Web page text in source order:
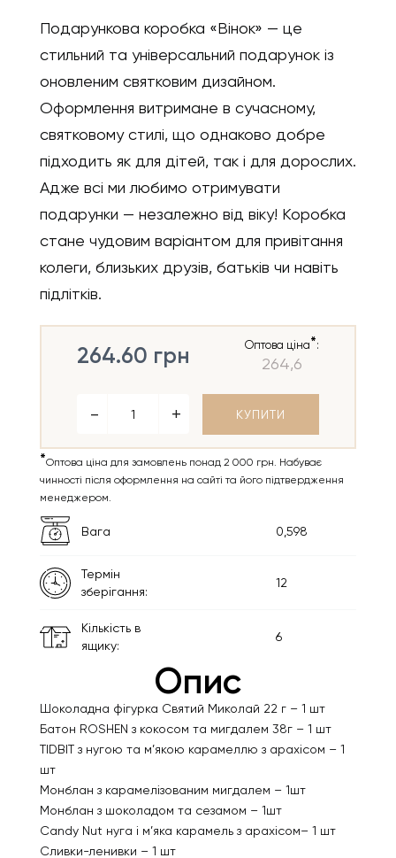
Подарункова коробка «Вінок» — це
стильний та універсальний подарунок із
оновленим святковим дизайном.
Оформлення витримане в сучасному,
святковому стилі, що однаково добре
підходить як для дітей, так і для дорослих.
Адже всі ми любимо отримувати
подарунки — незалежно від віку! Коробка
стане чудовим варіантом для привітання
колеги, близьких друзів, батьків чи навіть
підлітків.
264.60 грн Оптова ціна*:
264,6
КУПИТИ
*Оптова ціна для замовлень понад 2 000 грн. Набуває
чинності після оформлення на сайті та його підтвердження
менеджером.
Вага 0,598
Термін
зберігання:
12
Кількість в
ящику:
6
Опис
Шоколадна фігурка Святий Миколай 22 г – 1 шт
Батон ROSHEN з кокосом та мигдалем 38г – 1 шт
TIDBIT з нугою та м’якою карамеллю з арахісом – 1
шт
Монблан з карамелізованим мигдалем – 1шт
Монблан з шоколадом та сезамом – 1шт
Candy Nut нуга і м’яка карамель з арахісом– 1 шт
Сливки-ленивки – 1 шт